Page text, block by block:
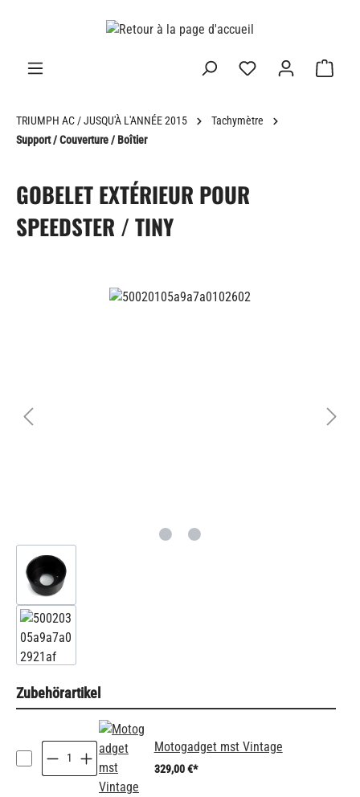
TRIUMPH AC / JUSQU'À L'ANNÉE 2015
Tachymètre
Support / Couverture / Boîtier
GOBELET EXTÉRIEUR POUR
SPEEDSTER / TINY
Ignorer la galerie d'images
Zubehörartikel
Motogadget mst Vintage
329,00 €*